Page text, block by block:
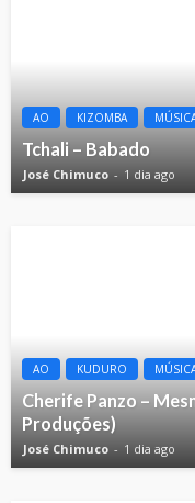
AO KIZOMBA
Tchali – Babado
José Chimuco 1 dia ago
AO KUDURO
Cherife Panzo –
Produções)
José Chimuco 1 dia ago